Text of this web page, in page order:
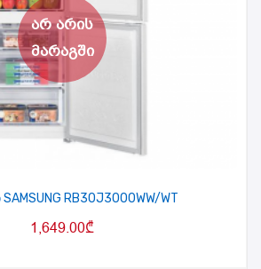
SAMSUNG RB30J3000WW/WT
1,649.00₾